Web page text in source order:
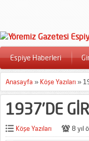
Espiye Haberleri
Anasayfa » Köşe Yazıları »
1937’DE
Köşe Yazıları 8 yıl